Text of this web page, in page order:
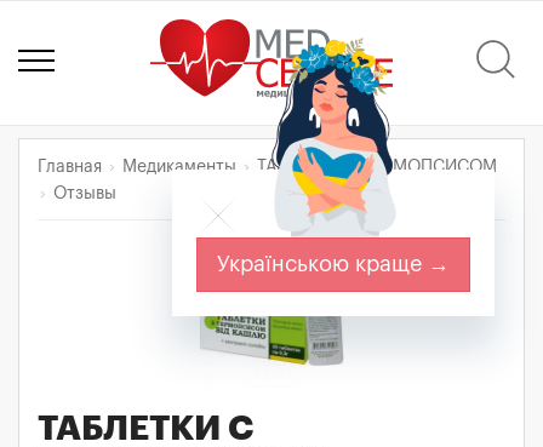
Главная Медикаменты
ТАБЛЕТКИ С ТЕРМОПСИСОМ
Отзывы
ТАБЛЕТКИ С
Українською краще →